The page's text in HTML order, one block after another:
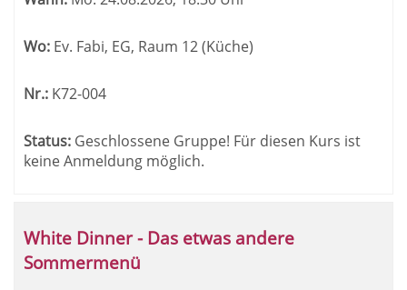
Wo: Ev. Fabi, EG, Raum 12 (Küche)
Nr.: K72-004
Status: Geschlossene Gruppe! Für diesen Kurs ist
keine Anmeldung möglich.
White Dinner - Das etwas andere
Sommermenü